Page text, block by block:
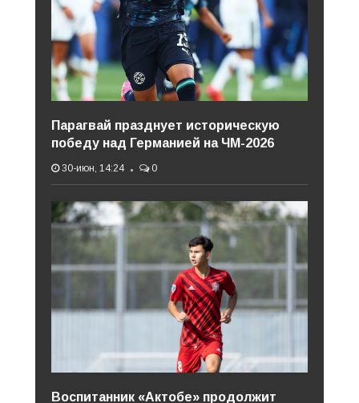
Парагвай празднует историческую
победу над Германией на ЧМ-2026
30-июн, 14:24 0
Воспитанник «Актобе» продолжит